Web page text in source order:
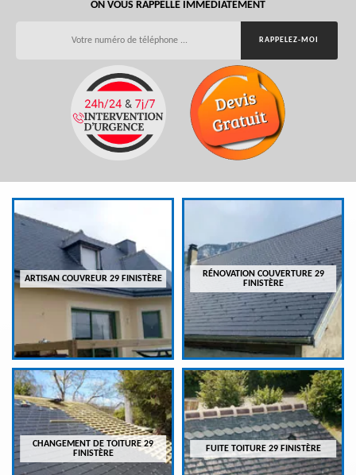
ON VOUS RAPPELLE IMMEDIATEMENT
ARTISAN COUVREUR 29 FINISTÈRE
RÉNOVATION COUVERTURE 29
FINISTÈRE
CHANGEMENT DE TOITURE 29
FINISTÈRE
FUITE TOITURE 29 FINISTÈRE